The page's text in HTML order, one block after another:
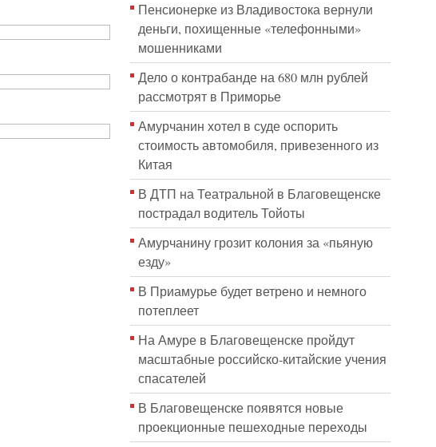
Пенсионерке из Владивостока вернули
деньги, похищенные «телефонными»
мошенниками
Дело о контрабанде на 680 млн рублей
рассмотрят в Приморье
Амурчанин хотел в суде оспорить
стоимость автомобиля, привезенного из
Китая
В ДТП на Театральной в Благовещенске
пострадал водитель Тойоты
Амурчанину грозит колония за «пьяную
езду»
В Приамурье будет ветрено и немного
потеплеет
На Амуре в Благовещенске пройдут
масштабные российско-китайские учения
спасателей
В Благовещенске появятся новые
проекционные пешеходные переходы